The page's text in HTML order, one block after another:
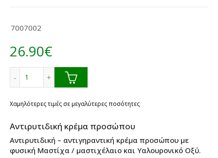
7007002
26.90€
Αντιρυτιδική mastic touch ANTΙ WRINKLE - ANTI
Χαμηλότερες τιμές σε μεγαλύτερες ποσότητες
Αντιρυτιδική κρέμα προσώπου
Αντιρυτιδική – αντιγηραντική κρέμα προσώπου με
φυσική Μαστίχα / μαστιχέλαιο και Υαλουρονικό Οξύ.